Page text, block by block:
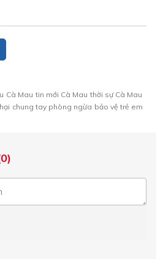
Cà Mau tin mới Cà Mau thời sự Cà Mau
chung tay phòng ngừa bảo vệ trẻ em